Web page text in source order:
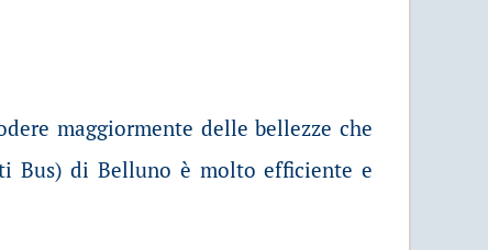
maggiormente delle bellezze che
Bus) di Belluno è molto efficiente e